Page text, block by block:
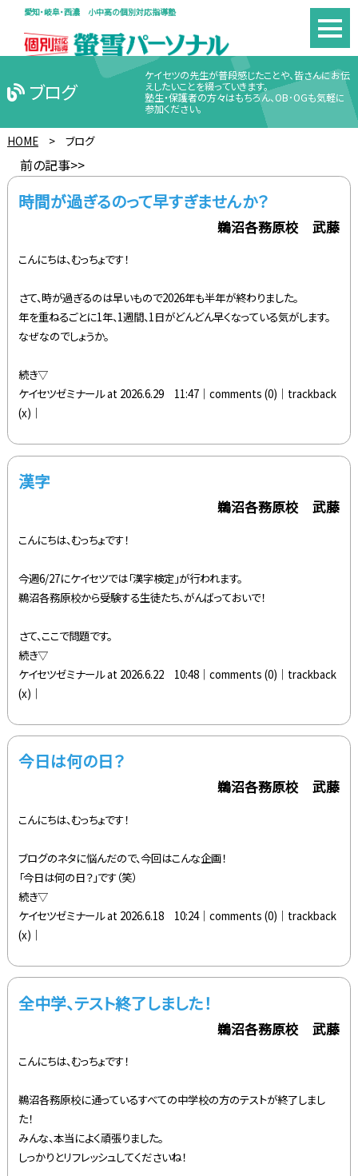
愛知・岐阜・西濃 小中高の個別対応指導塾
ブログ
ケイセツの先生が普段感じたことや、皆さんにお伝
えしたいことを綴っていきます。
塾生・保護者の方々はもちろん、OB･OGも気軽に
参加ください。
HOME> ブログ
前の記事>>
時間が過ぎるのって早すぎませんか？
鵜沼各務原校 武藤
こんにちは、むっちょです！
さて、時が過ぎるのは早いもので2026年も半年が終わりました。
年を重ねるごとに1年、1週間、1日がどんどん早くなっている気がします。
なぜなのでしょうか。
続き▽
ケイセツゼミナール at 2026.6.29 11:47│comments (0) │trackback
(x)│
漢字
鵜沼各務原校 武藤
こんにちは、むっちょです！
今週6/27にケイセツでは「漢字検定」が行われます。
鵜沼各務原校から受験する生徒たち、がんばっておいで！
さて、ここで問題です。
続き▽
ケイセツゼミナール at 2026.6.22 10:48│comments (0) │trackback
(x)│
今日は何の日？
鵜沼各務原校 武藤
こんにちは、むっちょです！
ブログのネタに悩んだので、今回はこんな企画！
「今日は何の日？」です（笑）
続き▽
ケイセツゼミナール at 2026.6.18 10:24│comments (0) │trackback
(x)│
全中学、テスト終了しました！
鵜沼各務原校 武藤
こんにちは、むっちょです！
鵜沼各務原校に通っているすべての中学校の方のテストが終了しまし
た！
みんな、本当によく頑張りました。
しっかりとリフレッシュしてくださいね！